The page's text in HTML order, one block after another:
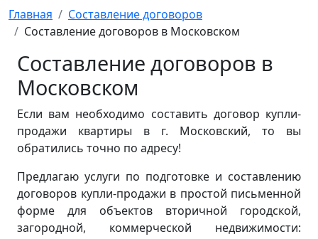
Главная
Составление договоров
Составление договоров в Московском
Составление договоров в
Московском
Если вам необходимо составить договор купли-
продажи квартиры в г. Московский, то вы
обратились точно по адресу!
Предлагаю услуги по подготовке и составлению
договоров купли-продажи в простой письменной
форме для объектов вторичной городской,
загородной, коммерческой недвижимости: